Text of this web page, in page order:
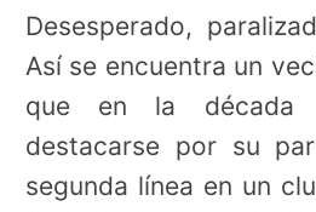
Desesperado,
Así se encuentra un
que en la década
destacarse por su
segunda línea en un